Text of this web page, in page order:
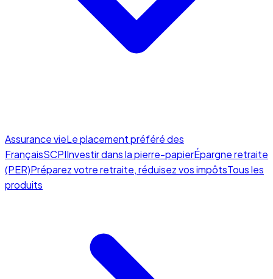
Assurance vieLe placement préféré des
FrançaisSCPIInvestir dans la pierre-papierÉpargne retraite
(PER)Préparez votre retraite, réduisez vos impôtsTous les
produits